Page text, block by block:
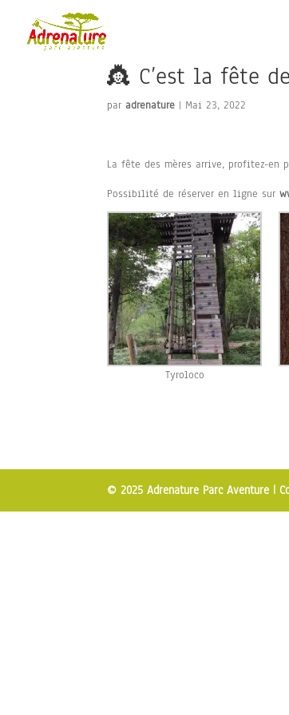
👸 C’est la fête
paradrenature | Mai 23, 2022
La fête des mères arrive, profitez-en
Possibilité de réserver en ligne sur
Tyroloco
© 2025 Adrenature Parc Aventure |